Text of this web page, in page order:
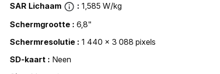
SAR Lichaam
1,585 W/kg
Schermgrootte
6,8"
Schermresolutie
1 440 x 3 088 pixels
SD-kaart
Neen